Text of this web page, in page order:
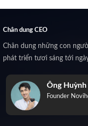
Chân dung CEO
Chân dung những con
phát triển tươi sáng tới
Ông Huỳnh
Founder